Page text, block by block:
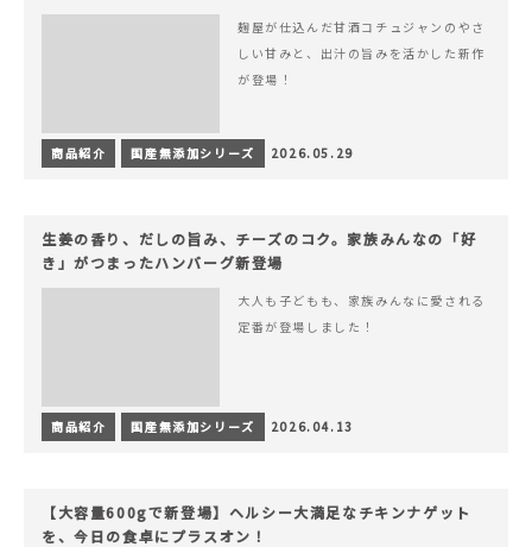
麹屋が仕込んだ甘酒コチュジャンのやさ
しい甘みと、出汁の旨みを活かした新作
が登場！
商品紹介 国産無添加シリーズ 2026.05.29
生姜の香り、だしの旨み、チーズのコク。家族みんなの「好
き」がつまったハンバーグ新登場
大人も子どもも、家族みんなに愛される
定番が登場しました！
商品紹介 国産無添加シリーズ 2026.04.13
【大容量600gで新登場】ヘルシー大満足なチキンナゲット
を、今日の食卓にプラスオン！